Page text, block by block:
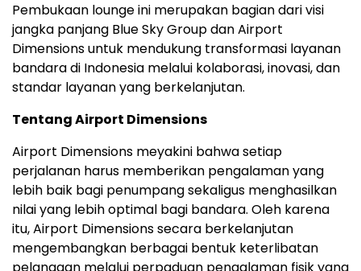
Pembukaan lounge ini merupakan bagian dari visi
jangka panjang Blue Sky Group dan Airport
Dimensions untuk mendukung transformasi layanan
bandara di Indonesia melalui kolaborasi, inovasi, dan
standar layanan yang berkelanjutan.
Tentang Airport Dimensions
Airport Dimensions meyakini bahwa setiap
perjalanan harus memberikan pengalaman yang
lebih baik bagi penumpang sekaligus menghasilkan
nilai yang lebih optimal bagi bandara. Oleh karena
itu, Airport Dimensions secara berkelanjutan
mengembangkan berbagai bentuk keterlibatan